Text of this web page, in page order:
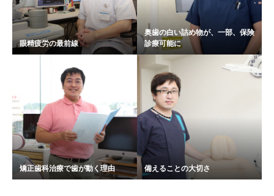
眼精疲労の最前線
奥歯の白い詰め物が、一部、保険
診療可能に
矯正歯科治療で歯が動く理由 備えることの大切さ